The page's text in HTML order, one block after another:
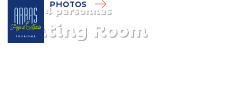
4 personnes
Banting Room
PHOTOS